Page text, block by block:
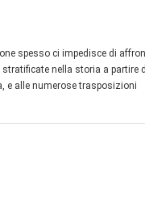
spesso ci impedisce di
nella storia a partire
e alle numerose trasposizioni